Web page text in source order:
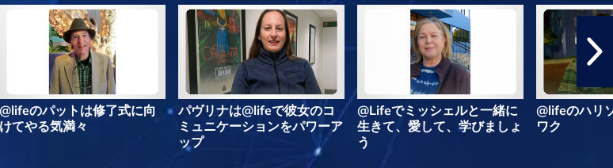
@lifeのパットは修了式に向
けてやる気満々
パヴリナは@lifeで彼女のコ
ミュニケーションをパワーア
ップ
@Lifeでミッシェルと一緒に
生きて、愛して、学びましょ
う
@lifeのハリ
ワク